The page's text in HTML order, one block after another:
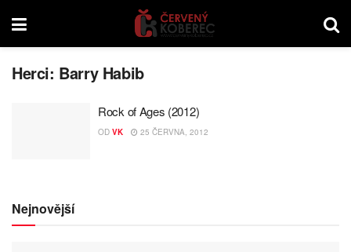
Herci: Barry Habib
Rock of Ages (2012)
OD VK 25 ČERVNA, 2012
Nejnovější